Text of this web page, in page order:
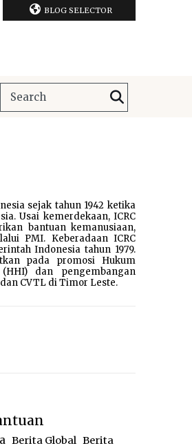
BLOG SELECTOR
sejak tahun 1942 ketika
Usai kemerdekaan, ICRC
bantuan kemanusiaan,
PMI. Keberadaan ICRC
Indonesia tahun 1979.
pada promosi Hukum
dan pengembangan
CVTL di Timor Leste.
Berita Global Berita